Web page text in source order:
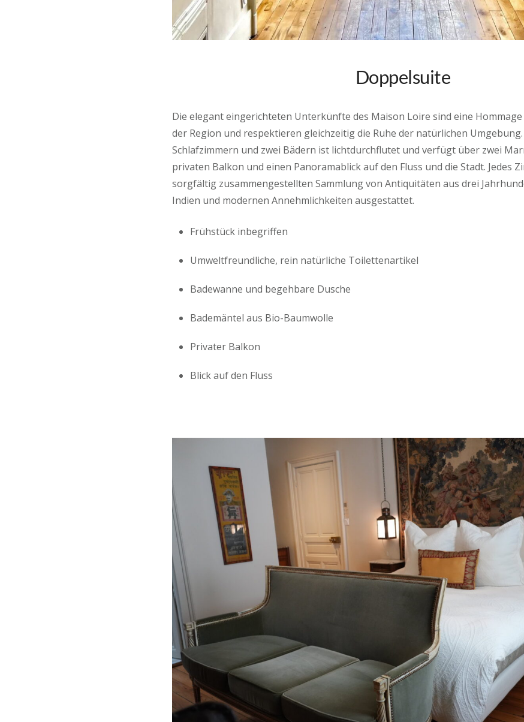
Doppelsuite
Die elegant eingerichteten Unterkünfte des Maison Loire sind eine
der Region und respektieren gleichzeitig die Ruhe der natürlichen
Schlafzimmern und zwei Bädern ist lichtdurchflutet und verfügt über zwei
privaten Balkon und einen Panoramablick auf den Fluss und die Stadt. Jedes
sorgfältig zusammengestellten Sammlung von Antiquitäten aus drei
Indien und modernen Annehmlichkeiten ausgestattet.
Frühstück inbegriffen
Umweltfreundliche, rein natürliche Toilettenartikel
Badewanne und begehbare Dusche
Bademäntel aus Bio-Baumwolle
Privater Balkon
Blick auf den Fluss